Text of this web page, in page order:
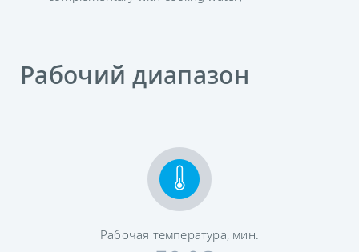
Рабочий диапазон
Рабочая температура, мин.